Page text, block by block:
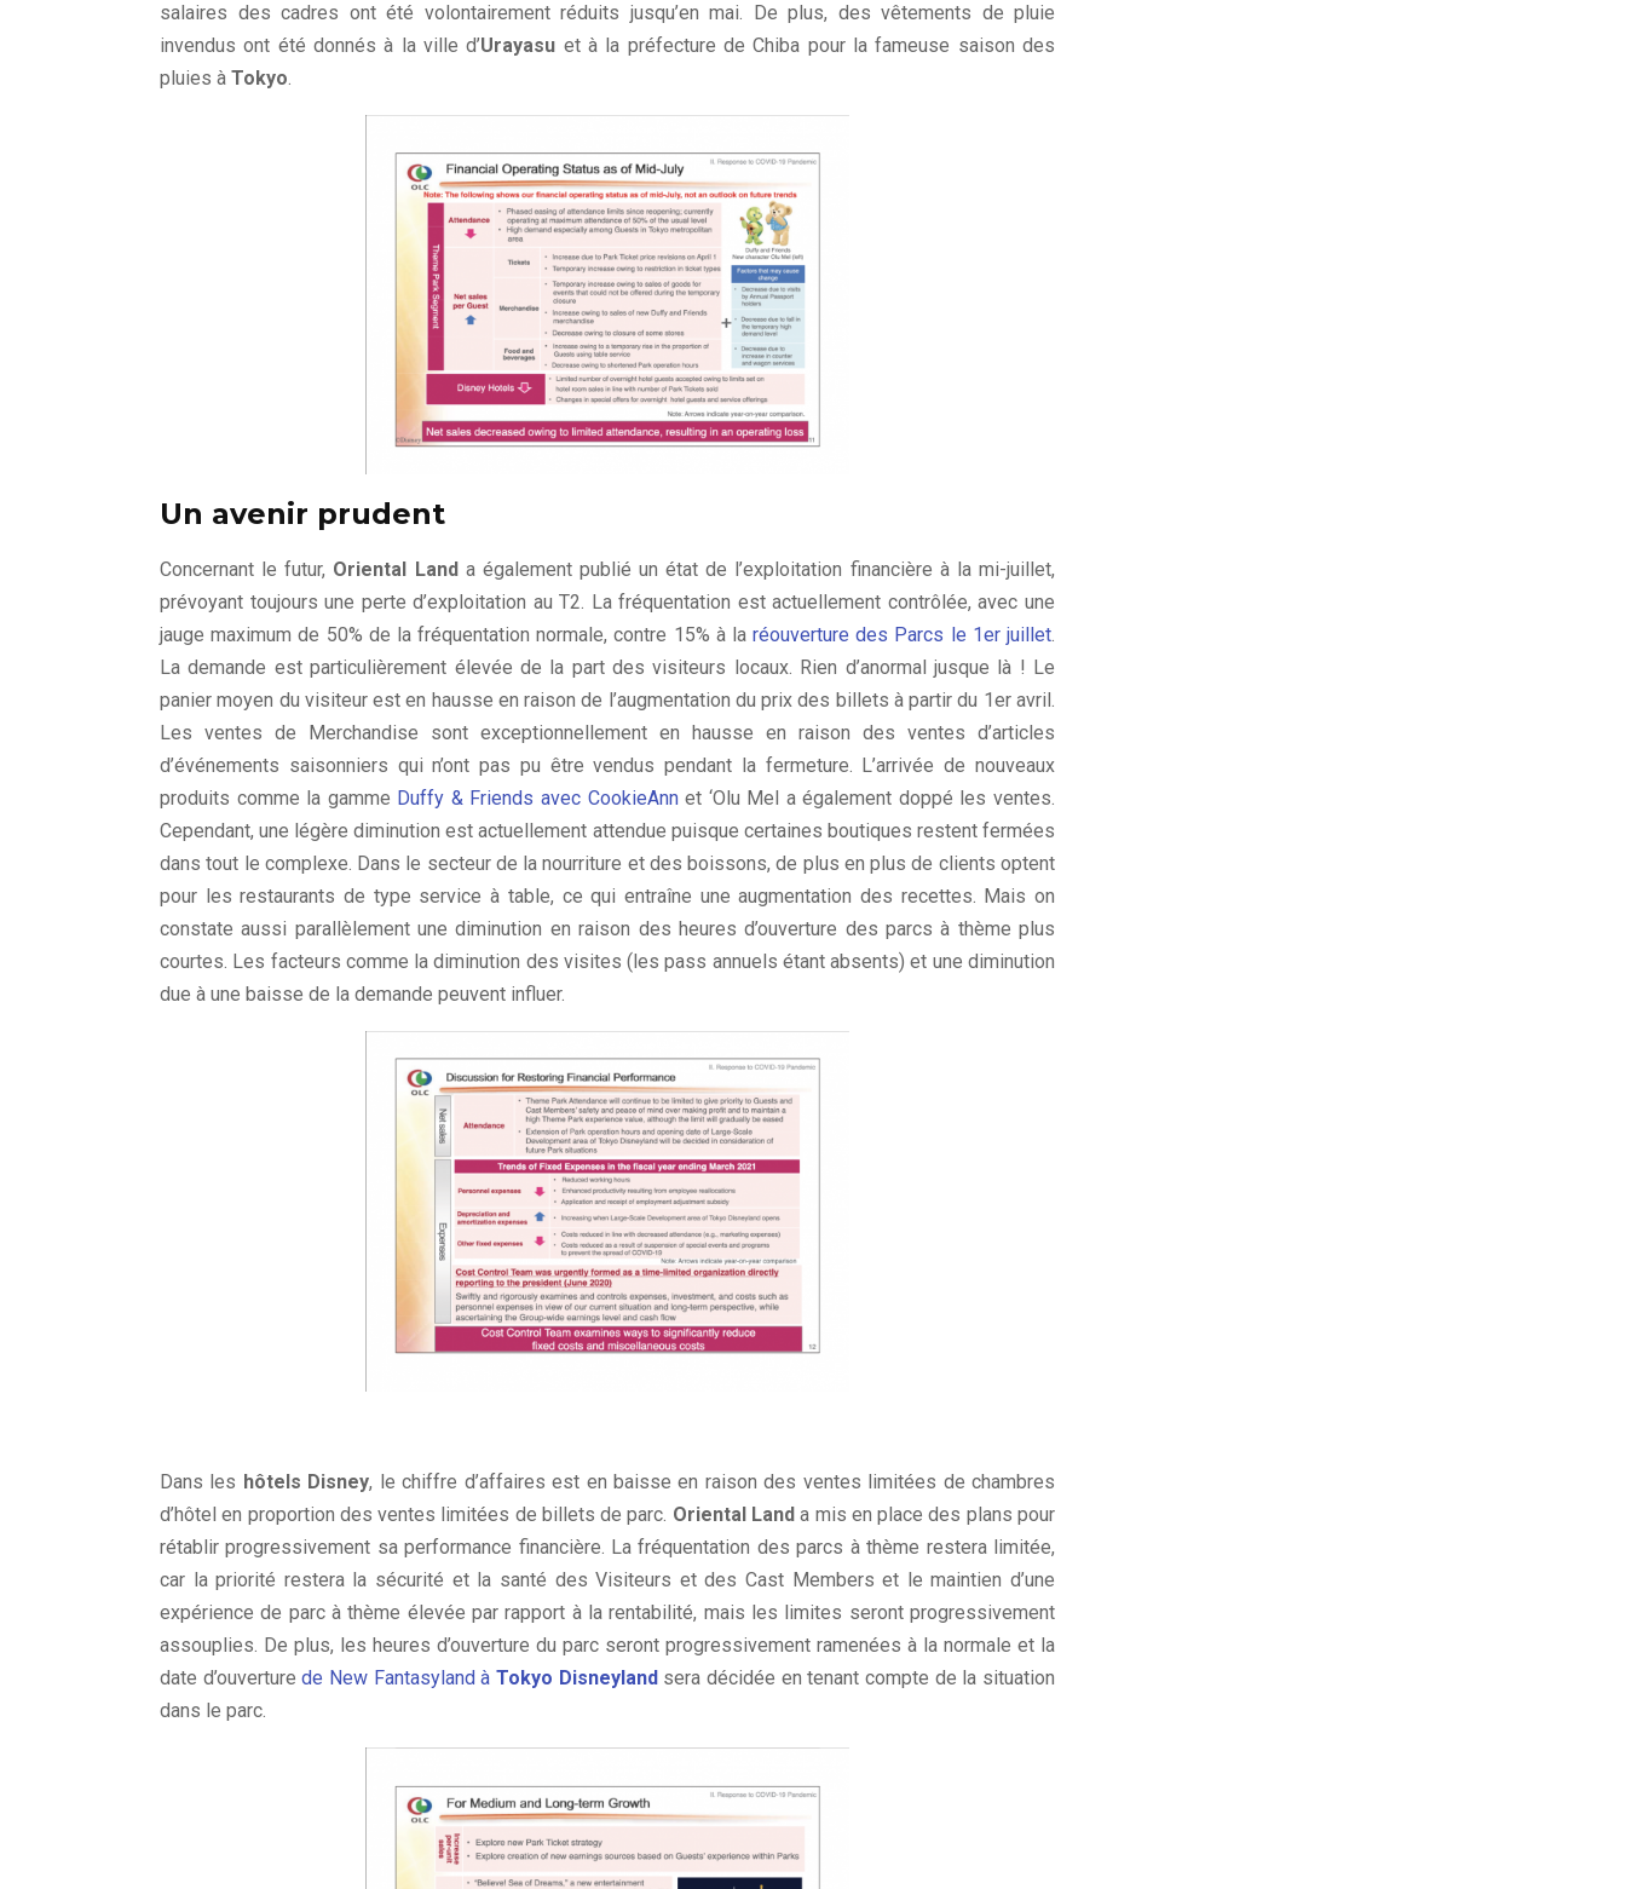
salaires des cadres ont été volontairement réduits jusqu’en mai. De plus, des vêtements de pluie
invendus ont été donnés à la ville d’Urayasu et à la préfecture de Chiba pour la fameuse saison des
pluies à Tokyo.
Un avenir prudent
Concernant le futur, Oriental Land a également publié un état de l’exploitation financière à la mi-juillet,
prévoyant toujours une perte d’exploitation au T2. La fréquentation est actuellement contrôlée, avec une
jauge maximum de 50% de la fréquentation normale, contre 15% à laréouverture des Parcs le 1er juillet.
La demande est particulièrement élevée de la part des visiteurs locaux. Rien d’anormal jusque là ! Le
panier moyen du visiteur est en hausse en raison de l’augmentation du prix des billets à partir du 1er avril.
Les ventes de Merchandise sont exceptionnellement en hausse en raison des ventes d’articles
d’événements saisonniers qui n’ont pas pu être vendus pendant la fermeture. L’arrivée de nouveaux
produits comme la gamme Duffy & Friends avec CookieAnnet ‘Olu Mel a également doppé les ventes.
Cependant, une légère diminution est actuellement attendue puisque certaines boutiques restent fermées
dans tout le complexe. Dans le secteur de la nourriture et des boissons, de plus en plus de clients optent
pour les restaurants de type service à table, ce qui entraîne une augmentation des recettes. Mais on
constate aussi parallèlement une diminution en raison des heures d’ouverture des parcs à thème plus
courtes. Les facteurs comme la diminution des visites (les pass annuels étant absents) et une diminution
due à une baisse de la demande peuvent influer.
Dans les hôtels Disney, le chiffre d’affaires est en baisse en raison des ventes limitées de chambres
d’hôtel en proportion des ventes limitées de billets de parc. Oriental Land a mis en place des plans pour
rétablir progressivement sa performance financière. La fréquentation des parcs à thème restera limitée,
car la priorité restera la sécurité et la santé des Visiteurs et des Cast Members et le maintien d’une
expérience de parc à thème élevée par rapport à la rentabilité, mais les limites seront progressivement
assouplies. De plus, les heures d’ouverture du parc seront progressivement ramenées à la normale et la
date d’ouverturede New Fantasyland à Tokyo Disneyland sera décidée en tenant compte de la situation
dans le parc.